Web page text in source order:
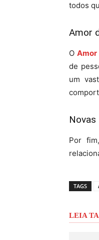
todos
Amor
O Amor
de
um
Novas
Por
TAGS
LEIA